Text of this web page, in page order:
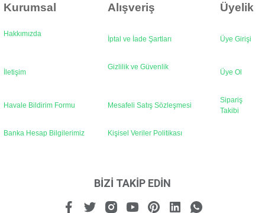
Kurumsal Alışveriş Üyelik
Hakkımızda
İptal ve İade Şartları Üye Girişi
İletişim
Gizlilik ve Güvenlik
Üye Ol
Havale Bildirim Formu Mesafeli Satış Sözleşmesi
Sipariş
Takibi
Banka Hesap Bilgilerimiz Kişisel Veriler Politikası
BİZİ TAKİP EDİN